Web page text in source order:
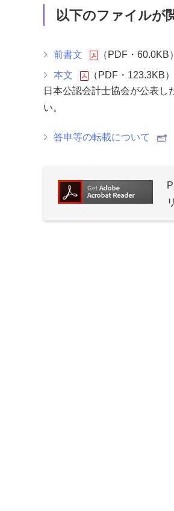
以下のファイルが
前書文
（PDF・60.0KB）
本文
（PDF・123.3KB）
日本公認会計士協会が公表
い。
答申等の転載について